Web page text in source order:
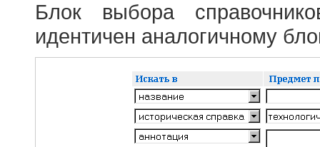
Блок выбора
идентичен аналогичному